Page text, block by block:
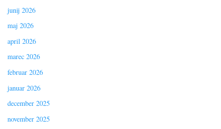
junij 2026
maj 2026
april 2026
marec 2026
februar 2026
januar 2026
december 2025
november 2025